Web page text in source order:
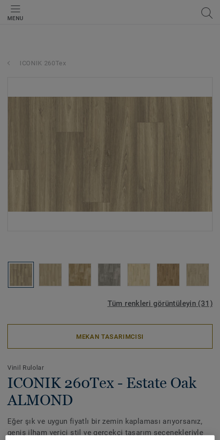
MENU
ICONIK 260Tex
Tüm renkleri görüntüleyin (31)
MEKAN TASARIMCISI
Vinil Rulolar
ICONIK 260Tex - Estate Oak
ALMOND
Eğer şık ve uygun fiyatlı bir zemin kaplaması arıyorsanız,
geniş ilham verici stil ve gerçekçi tasarım seçenekleriyle